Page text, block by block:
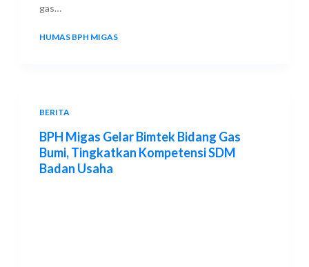
gas…
HUMAS BPH MIGAS
BERITA
BPH Migas Gelar Bimtek Bidang Gas
Bumi, Tingkatkan Kompetensi SDM
Badan Usaha